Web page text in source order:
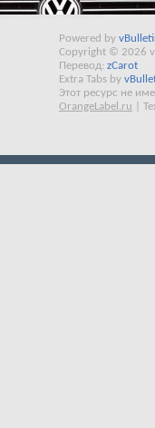
Powered by
Copyright © 2026
Перевод: zCarot
Extra Tabs by
Этот ресурс не
OrangeLabel.ru